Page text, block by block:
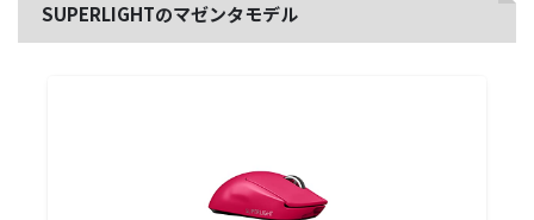
SUPERLIGHTのマゼンタモデル